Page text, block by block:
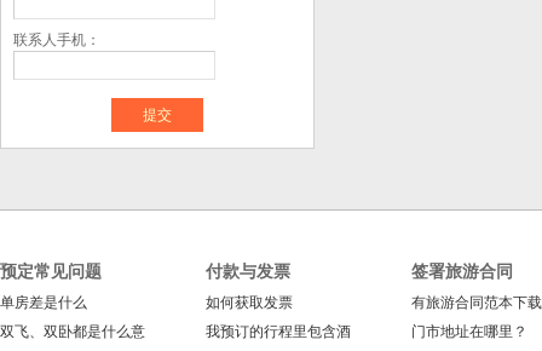
联系人手机：
预定常见问题
单房差是什么
双飞、双卧都是什么意
付款与发票
如何获取发票
我预订的行程里包含酒
签署旅游合同
有旅游合同范本下
门市地址在哪里？